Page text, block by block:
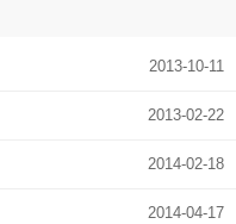
2013-10-11
2013-02-22
2014-02-18
2014-04-17